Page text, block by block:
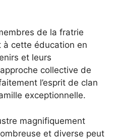
de la fratrie
cette éducation en
et leurs
collective de
l’esprit de clan
exceptionnelle.
magnifiquement
et diverse peut